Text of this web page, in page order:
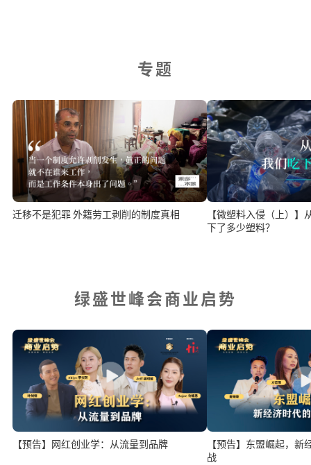
专题
迁移不是犯罪 外籍劳工剥削的制度真相
【微塑料入侵（上）
下了多少塑料？
绿盛世峰会商业启势
【预告】网红创业学：从流量到品牌
【预告】东盟崛起，
战